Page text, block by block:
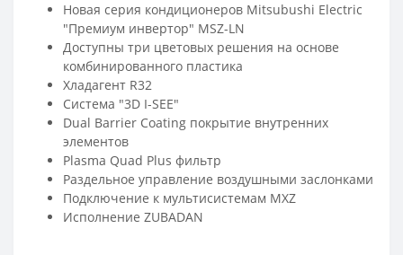
Новая серия кондиционеров Mitsubushi Electric
"Премиум инвертор" MSZ-LN
Доступны три цветовых решения на основе
комбинированного пластика
Хладагент R32
Система "3D I-SEE"
Dual Barrier Coating покрытие внутренних
элементов
Plasma Quad Plus фильтр
Раздельное управление воздушными заслонками
Подключение к мультисистемам MXZ
Исполнение ZUBADAN